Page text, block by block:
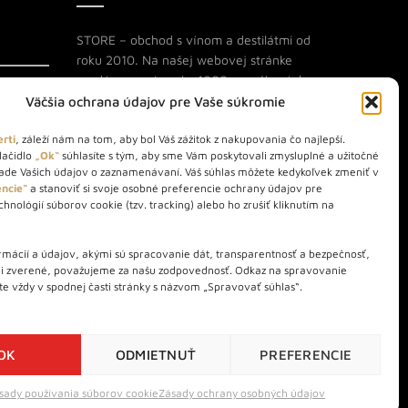
Väčšia ochrana údajov pre Vaše súkromie
, záleží nám na tom, aby bol Váš zážitok z nakupovania čo najlepší.
„Ok“ súhlasíte s tým, aby sme Vám poskytovali zmysluplné a užitočné
Vašich údajov o zaznamenávaní. Váš súhlas môžete kedykoľvek zmeniť v
a stanoviť si svoje osobné preferencie ochrany údajov pre
súborov cookie (tzv. tracking) alebo ho zrušiť kliknutím na
a údajov, akými sú spracovanie dát, transparentnosť a bezpečnosť,
zverené, považujeme za našu zodpovednosť. Odkaz na spravovanie
vždy v spodnej časti stránky s názvom „Spravovať súhlas“.
ODMIETNUŤ PREFERENCIE
používania súborov cookieZásady ochrany osobných údajov
STORE – obchod s vínom a destilátmi od
roku 2010. Na našej webovej stránke
predávame viac ako 1000+ značkových
produktov.
Info tel.: +421 917 779 888
Vínotéka: +421 917 888 879
Vínotéka: Bratislavská 49/B,
Bratislava 841 06
841 01
používania